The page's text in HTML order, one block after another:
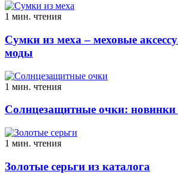
1 мин. чтения
Сумки из меха – меховые
моды
1 мин. чтения
Солнцезащитные очки: новинки
1 мин. чтения
Золотые серьги из каталога